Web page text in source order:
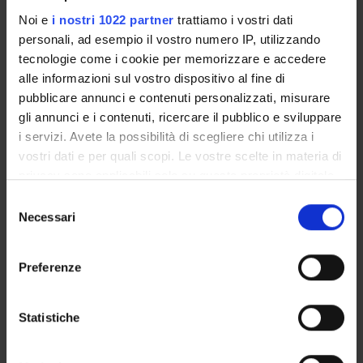
Noi e i nostri 1022 partner trattiamo i vostri dati
personali, ad esempio il vostro numero IP, utilizzando
tecnologie come i cookie per memorizzare e accedere
alle informazioni sul vostro dispositivo al fine di
pubblicare annunci e contenuti personalizzati, misurare
gli annunci e i contenuti, ricercare il pubblico e sviluppare
i servizi. Avete la possibilità di scegliere chi utilizza i
vostri dati e per quali scopi. Le vostre scelte in materia di
modificare o revocare il proprio consenso in qualsiasi
momento dalla Dichiarazione sui cookie o facendo clic
raccogliere informazioni sulla tua posizione
geografica, con un'approssimazione di qualche
delNecessari
Preferenze
Statistiche
Monia Donati
Roberto Leone
Incaricato alla ricerca
Giovanna Stoppa
SEZIONI
Farmacologia